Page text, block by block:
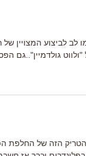
"ולווט גולדמיין"..גם
הזה של החלפת